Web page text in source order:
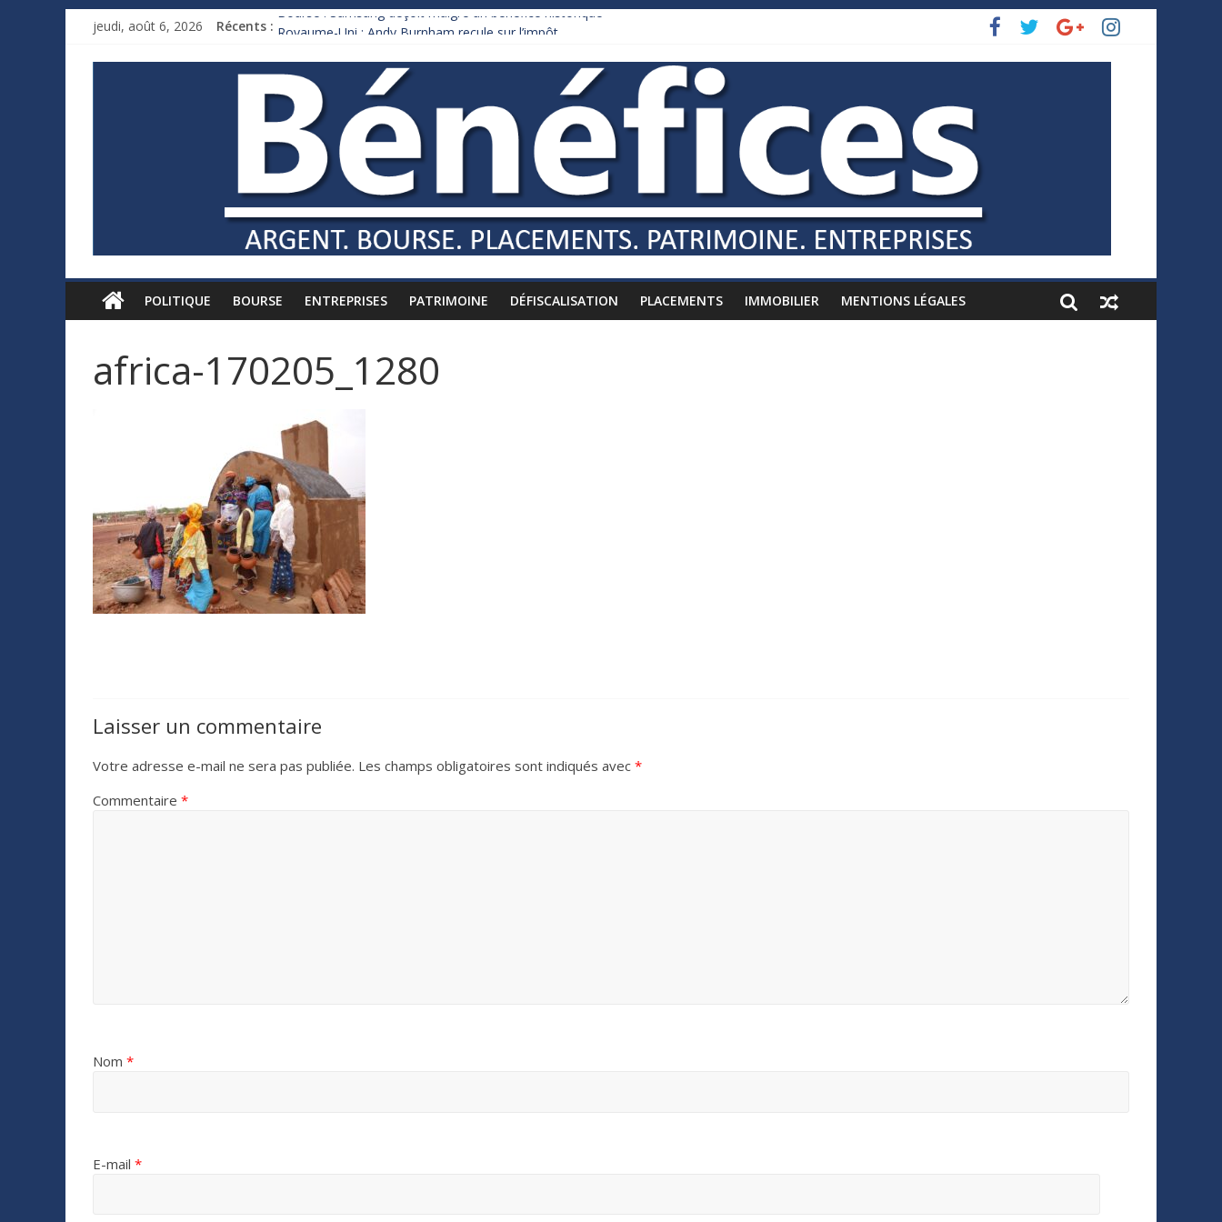
jeudi, août 6, 2026 Récents : Bourse : Samsung déçoit malgré un bénéfice historique
Xavier Niel, le milliardaire qui ne touche presque rien
Ruée des fortunes russes vers l’étranger
France : le logement mis à l’épreuve par la chaleur
POLITIQUE BOURSE ENTREPRISES PATRIMOINE DÉFISCALISATION PLACEMENTS IMMOBILIER MENTIONS LÉGALES
africa-170205_1280
Laisser un commentaire
Votre adresse e-mail ne sera pas publiée. Les champs obligatoires sont indiqués avec *
Commentaire *
Nom *
E-mail *